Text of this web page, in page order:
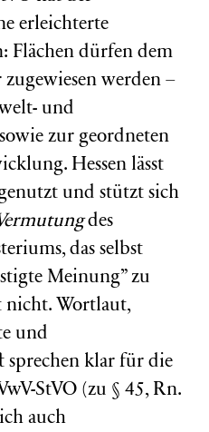
erleichterte
Flächen dürfen dem
werden –
und
zur geordneten
Hessen lässt
und stützt sich
des
das selbst
Meinung” zu
nicht. Wortlaut,
und
sprechen klar für die
StVO (zu § 45, Rn.
auch